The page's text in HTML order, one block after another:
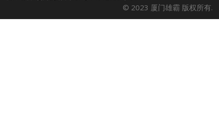
© 2023 厦门雄霸 版权所有.